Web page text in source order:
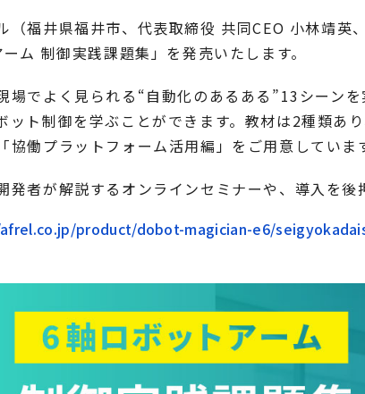
（福井県福井市、代表取締役 共同CEO 小林靖
ーム 制御実践課題集」を発売いたします。
場でよく見られる“自動化のあるある”13シーン
ット制御を学ぶことができます。教材は2種類あ
協働プラットフォーム活用編」をご用意していま
発者が解説するオンラインセミナーや、導入を後
product/dobot-magician-e6/